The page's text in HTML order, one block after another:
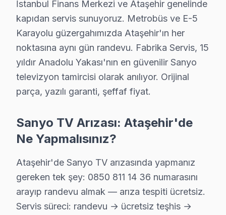
Sanyo Uzman Teknisyen Ekibi — Ataşehir
İstanbul Finans Merkezi ve Ataşehir genelinde
kapıdan servis sunuyoruz. Metrobüs ve E-5
Karayolu güzergahımızda Ataşehir'ın her
noktasına aynı gün randevu. Fabrika Servis, 15
yıldır Anadolu Yakası'nın en güvenilir Sanyo
televizyon tamircisi olarak anılıyor. Orijinal
parça, yazılı garanti, şeffaf fiyat.
Sanyo TV Arızası: Ataşehir'de
Ne Yapmalısınız?
Ataşehir'de Sanyo TV arızasında yapmanız
gereken tek şey: 0850 811 14 36 numarasını
arayıp randevu almak — arıza tespiti ücretsiz.
Servis süreci: randevu → ücretsiz teşhis →